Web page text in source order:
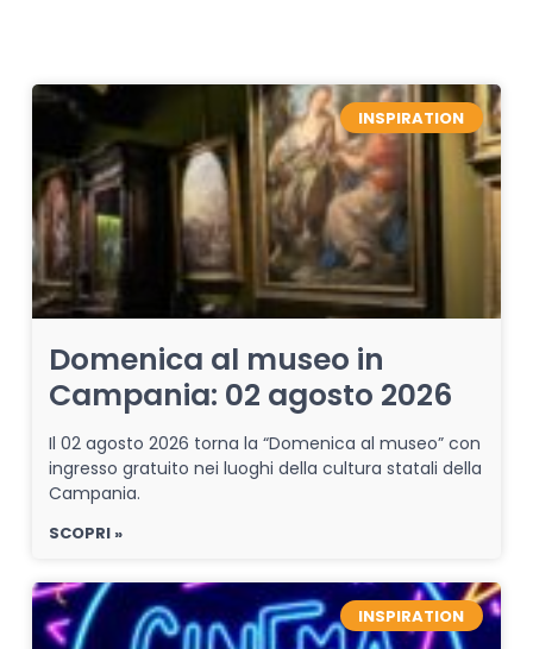
INSPIRATION
Domenica al museo in
Campania: 02 agosto 2026
Il 02 agosto 2026 torna la “Domenica al museo” con
ingresso gratuito nei luoghi della cultura statali della
Campania.
SCOPRI »
INSPIRATION